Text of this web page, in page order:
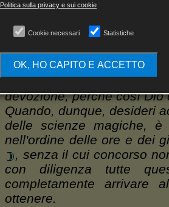
l'acquisizione di questa
Salomone, figlio di
della nostra Chiave è
contrizione di cuore,
desideriamo
devozione, perché così
Quando, dunque, desideri
delle scienze magiche, è
nell'ordine delle ore e dei
, senza il cui concorso
con diligenza tutte
completamente arrivare
ottenere.
Politica sulla privacy e sui cookie
Cookie necessari Statistiche
OK, HO CAPITO E ACCETTO